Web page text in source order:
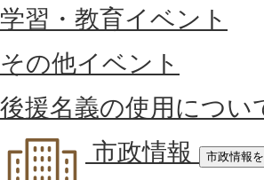
学習・教育イベント
その他イベント
後援名義の使用につい
市政情報
市政情報を